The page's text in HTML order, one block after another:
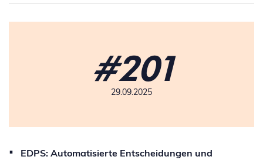
#201
29.09.2025
EDPS: Automatisierte Entscheidungen und